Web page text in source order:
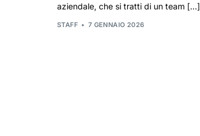
aziendale, che si tratti di un team […]
STAFF 7 GENNAIO 2026